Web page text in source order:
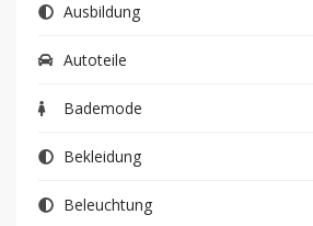
Ausbildung
Autoteile
Bademode
Bekleidung
Beleuchtung